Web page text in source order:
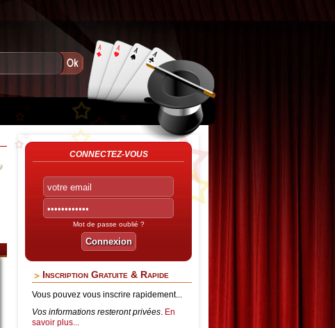
CONNECTEZ-VOUS
Mot de passe oublié ?
Inscription Gratuite & Rapide
Vous pouvez vous inscrire rapidement...
Vos informations resteront privées. En
savoir plus...